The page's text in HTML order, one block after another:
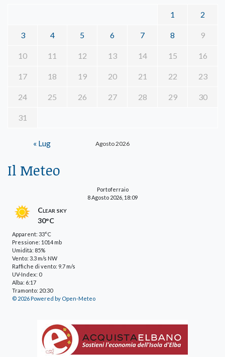
Agosto 2026
1 2
3 4 5 6 7 8 9
10 11 12 13 14 15 16
17 18 19 20 21 22 23
24 25 26 27 28 29 30
31
« Lug
Il Meteo
Portoferraio
8 Agosto 2026, 18:09
Clear sky
30°C
Apparent: 33°C
Pressione: 1014 mb
Umidità: 85%
Vento: 3.3 m/s NW
Raffiche di vento: 9.7 m/s
UV-Index: 0
Alba: 6:17
Tramonto: 20:30
© 2026 Powered by Open-Meteo